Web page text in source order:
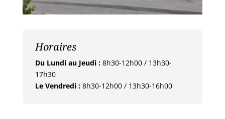
Horaires
Du Lundi au Jeudi :8h30-12h00 / 13h30-
17h30
Le Vendredi :8h30-12h00 / 13h30-16h00